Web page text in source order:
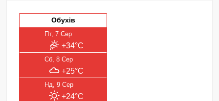
Обухів
Пт, 7 Сер
+34°C
Сб, 8 Сер
+25°C
Нд, 9 Сер
+24°C